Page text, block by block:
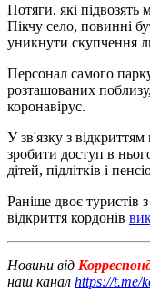
Потяги, які
Пікчу село, повинні
уникнути скупчення
Персонал самого
розташованих
коронавірус.
У зв'язку з
зробити доступ в
дітей, підлітків і
Раніше двоє
відкриття кордонів
Новини від
наш канал https://t.me/